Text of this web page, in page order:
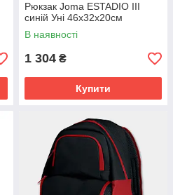
Рюкзак Joma ESTADIO III
синій Уні 46х32х20см
В наявності
1 304 ₴
Купити